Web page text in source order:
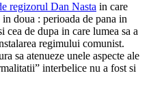
regizorul Dan Nasta in care
doua : perioada de pana in
cea de dupa in care lumea sa a
regimului comunist.
sa atenueze unele aspecte ale
interbelice nu a fost si